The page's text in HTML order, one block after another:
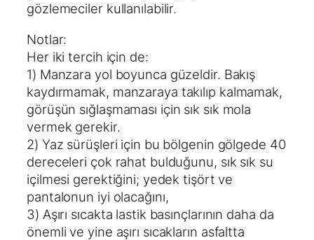
gözlemeciler kullanılabilir.
Notlar:
Her iki tercih için de:
1) Manzara yol boyunca güzeldir. Bakış
kaydırmamak, manzaraya takılıp kalmamak,
görüşün sığlaşmaması için sık sık mola
vermek gerekir.
2) Yaz sürüşleri için bu bölgenin gölgede 40
dereceleri çok rahat bulduğunu, sık sık su
içilmesi gerektiğini; yedek tişört ve
pantalonun iyi olacağını,
3) Aşırı sıcakta lastik basınçlarının daha da
önemli ve yine aşırı sıcakların asfaltta